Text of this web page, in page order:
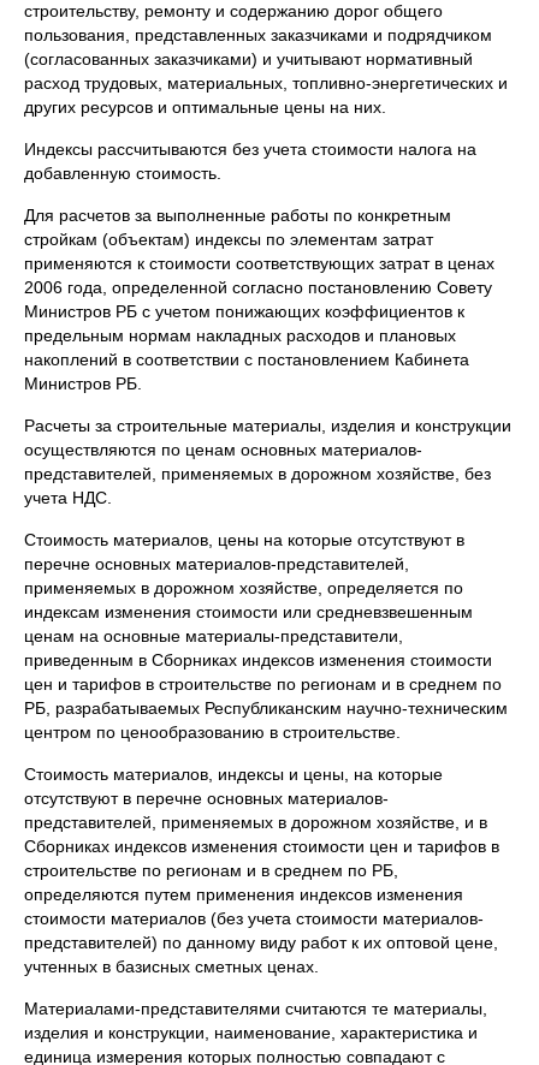
строительству, ремонту и содержанию дорог общего
пользования, представленных заказчиками и подрядчиком
(согласованных заказчиками) и учитывают нормативный
расход трудовых, материальных, топливно-энергетических и
других ресурсов и оптимальные цены на них.
Индексы рассчитываются без учета стоимости налога на
добавленную стоимость.
Для расчетов за выполненные работы по конкретным
стройкам (объектам) индексы по элементам затрат
применяются к стоимости соответствующих затрат в ценах
2006 года, определенной согласно постановлению Совету
Министров РБ с учетом понижающих коэффициентов к
предельным нормам накладных расходов и плановых
накоплений в соответствии с постановлением Кабинета
Министров РБ.
Расчеты за строительные материалы, изделия и конструкции
осуществляются по ценам основных материалов-
представителей, применяемых в дорожном хозяйстве, без
учета НДС.
Стоимость материалов, цены на которые отсутствуют в
перечне основных материалов-представителей,
применяемых в дорожном хозяйстве, определяется по
индексам изменения стоимости или средневзвешенным
ценам на основные материалы-представители,
приведенным в Сборниках индексов изменения стоимости
цен и тарифов в строительстве по регионам и в среднем по
РБ, разрабатываемых Республиканским научно-техническим
центром по ценообразованию в строительстве.
Стоимость материалов, индексы и цены, на которые
отсутствуют в перечне основных материалов-
представителей, применяемых в дорожном хозяйстве, и в
Сборниках индексов изменения стоимости цен и тарифов в
строительстве по регионам и в среднем по РБ,
определяются путем применения индексов изменения
стоимости материалов (без учета стоимости материалов-
представителей) по данному виду работ к их оптовой цене,
учтенных в базисных сметных ценах.
Материалами-представителями считаются те материалы,
изделия и конструкции, наименование, характеристика и
единица измерения которых полностью совпадают с